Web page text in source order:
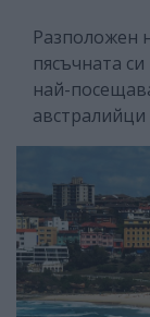
Разположен
пясъчната
най-
австралийци